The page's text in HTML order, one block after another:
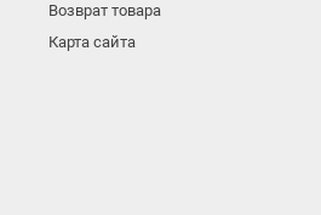
Возврат товара
Карта сайта